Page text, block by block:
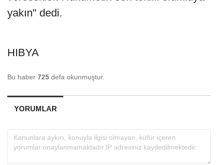
yakın" dedi.
HIBYA
Bu haber 725 defa okunmuştur.
YORUMLAR